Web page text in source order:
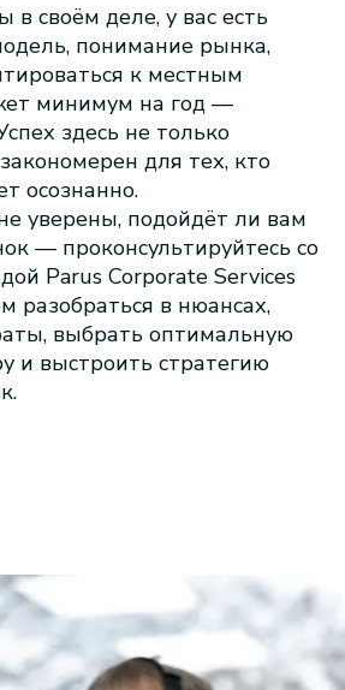
в своём деле, у вас есть
понимание рынка,
к местным
минимум на год —
здесь не только
для тех, кто
осознанно.
уверены, подойдёт ли вам
— проконсультируйтесь со
Parus Corporate Services
разобраться в нюансах,
выбрать оптимальную
и выстроить стратегию